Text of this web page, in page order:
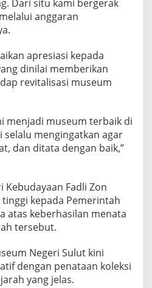
Dari situ kami bergerak
anggaran
apresiasi kepada
dinilai memberikan
revitalisasi museum
menjadi museum terbaik di
selalu mengingatkan agar
dan ditata dengan baik,”
Fadli Zon
kepada Pemerintah
atas keberhasilan menata
tersebut.
Negeri Sulut kini
dengan penataan koleksi
yang jelas.